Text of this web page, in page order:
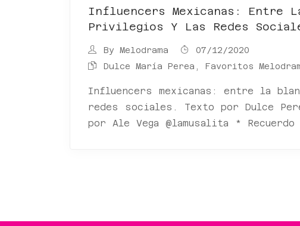
Influencers Mexicanas: Entre
Privilegios Y Las Redes
By Melodrama
07/12/2020
Dulce María Perea , Favoritos
Influencers mexicanas: entre la
redes sociales. Texto por Dulce
por Ale Vega @lamusalita *